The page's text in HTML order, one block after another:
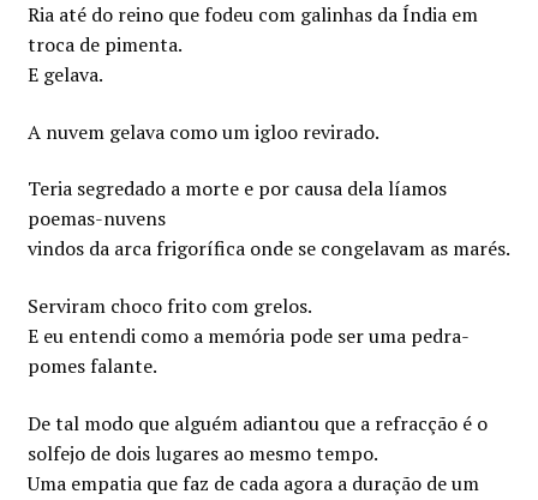
Ria até do reino que fodeu com galinhas da Índia em
troca de pimenta.
E gelava.
A nuvem gelava como um igloo revirado.
Teria segredado a morte e por causa dela líamos
poemas-nuvens
vindos da arca frigorífica onde se congelavam as marés.
Serviram choco frito com grelos.
E eu entendi como a memória pode ser uma pedra-
pomes falante.
De tal modo que alguém adiantou que a refracção é o
solfejo de dois lugares ao mesmo tempo.
Uma empatia que faz de cada agora a duração de um